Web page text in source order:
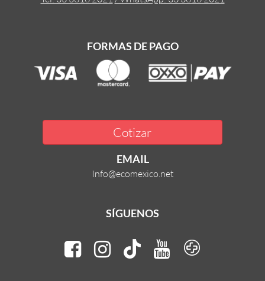
FORMAS DE PAGO
Cotizar
EMAIL
Info@ecomexico.net
SÍGUENOS